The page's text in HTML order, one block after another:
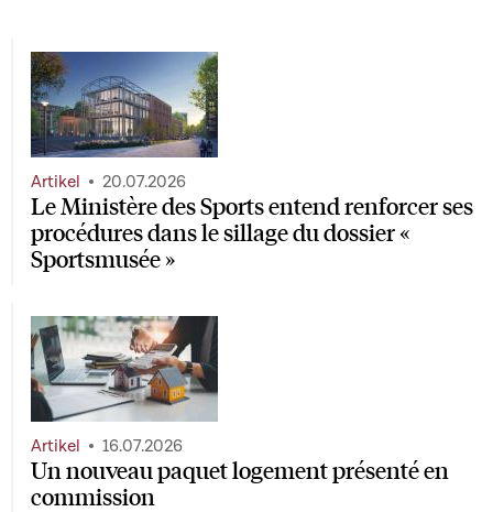
Le Ministère des Sports entend renforcer ses
procédures dans le sillage du dossier «
Sportsmusée »
Artikel 20.07.2026
Un nouveau paquet logement présenté en
commission
Artikel 16.07.2026